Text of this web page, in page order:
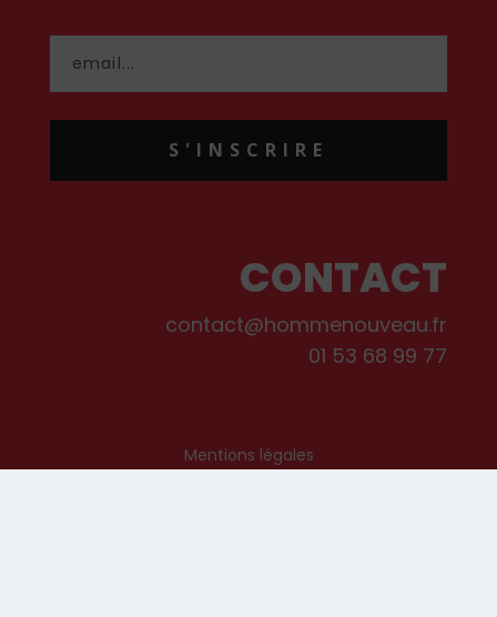
S'INSCRIRE
CONTACT
contact@hommenouveau.fr
01 53 68 99 77
Mentions légales